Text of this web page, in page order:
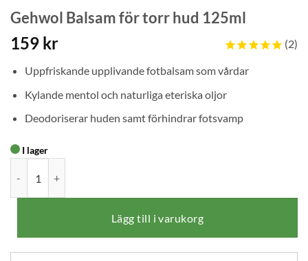
Gehwol Balsam för torr hud 125ml
2
159 kr
Uppfriskande upplivande fotbalsam som vårdar
Kylande mentol och naturliga eteriska oljor
Deodoriserar huden samt förhindrar fotsvamp
I lager
Lägg till i varukorg